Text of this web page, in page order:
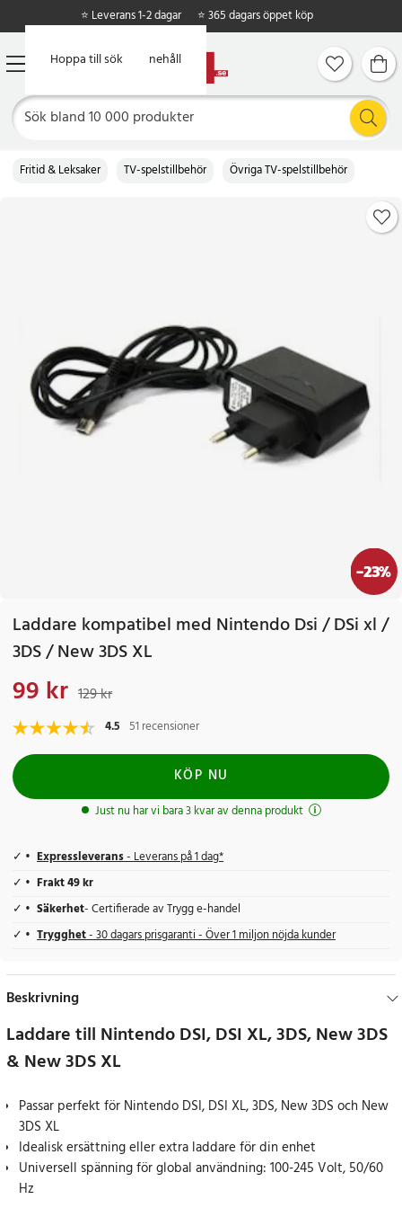
Hoppa till huvudinnehåll
Hoppa till sök
⭐ Leverans 1-2 dagar ⭐ 365 dagars öppet köp
Fritid & Leksaker TV-spelstillbehör Övriga TV-spelstillbehör
-23%
Laddare kompatibel med Nintendo Dsi / DSi xl /
3DS / New 3DS XL
Nuvarande pris
99 kr 129 kr
4.5 51 recensioner
KÖP NU
Just nu har vi bara 3 kvar av denna produkt
Expressleverans- Leverans på 1 dag*
Frakt 49 kr
Säkerhet- Certifierade av Trygg e-handel
Trygghet- 30 dagars prisgaranti - Över 1 miljon nöjda kunder
Beskrivning
Laddare till Nintendo DSI, DSI XL, 3DS, New 3DS
& New 3DS XL
Passar perfekt för Nintendo DSI, DSI XL, 3DS, New 3DS och New
3DS XL
Idealisk ersättning eller extra laddare för din enhet
Universell spänning för global användning: 100-245 Volt, 50/60
Hz